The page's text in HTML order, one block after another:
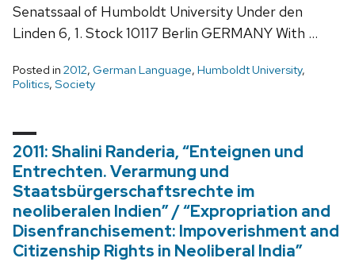
Senatssaal of Humboldt University Under den
Linden 6, 1. Stock 10117 Berlin GERMANY With …
Posted in 2012, German Language, Humboldt University,
Politics, Society
2011: Shalini Randeria, “Enteignen und
Entrechten. Verarmung und
Staatsbürgerschaftsrechte im
neoliberalen Indien” / “Expropriation and
Disenfranchisement: Impoverishment and
Citizenship Rights in Neoliberal India”